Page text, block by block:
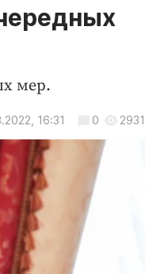
мер.
16:31 0 2931